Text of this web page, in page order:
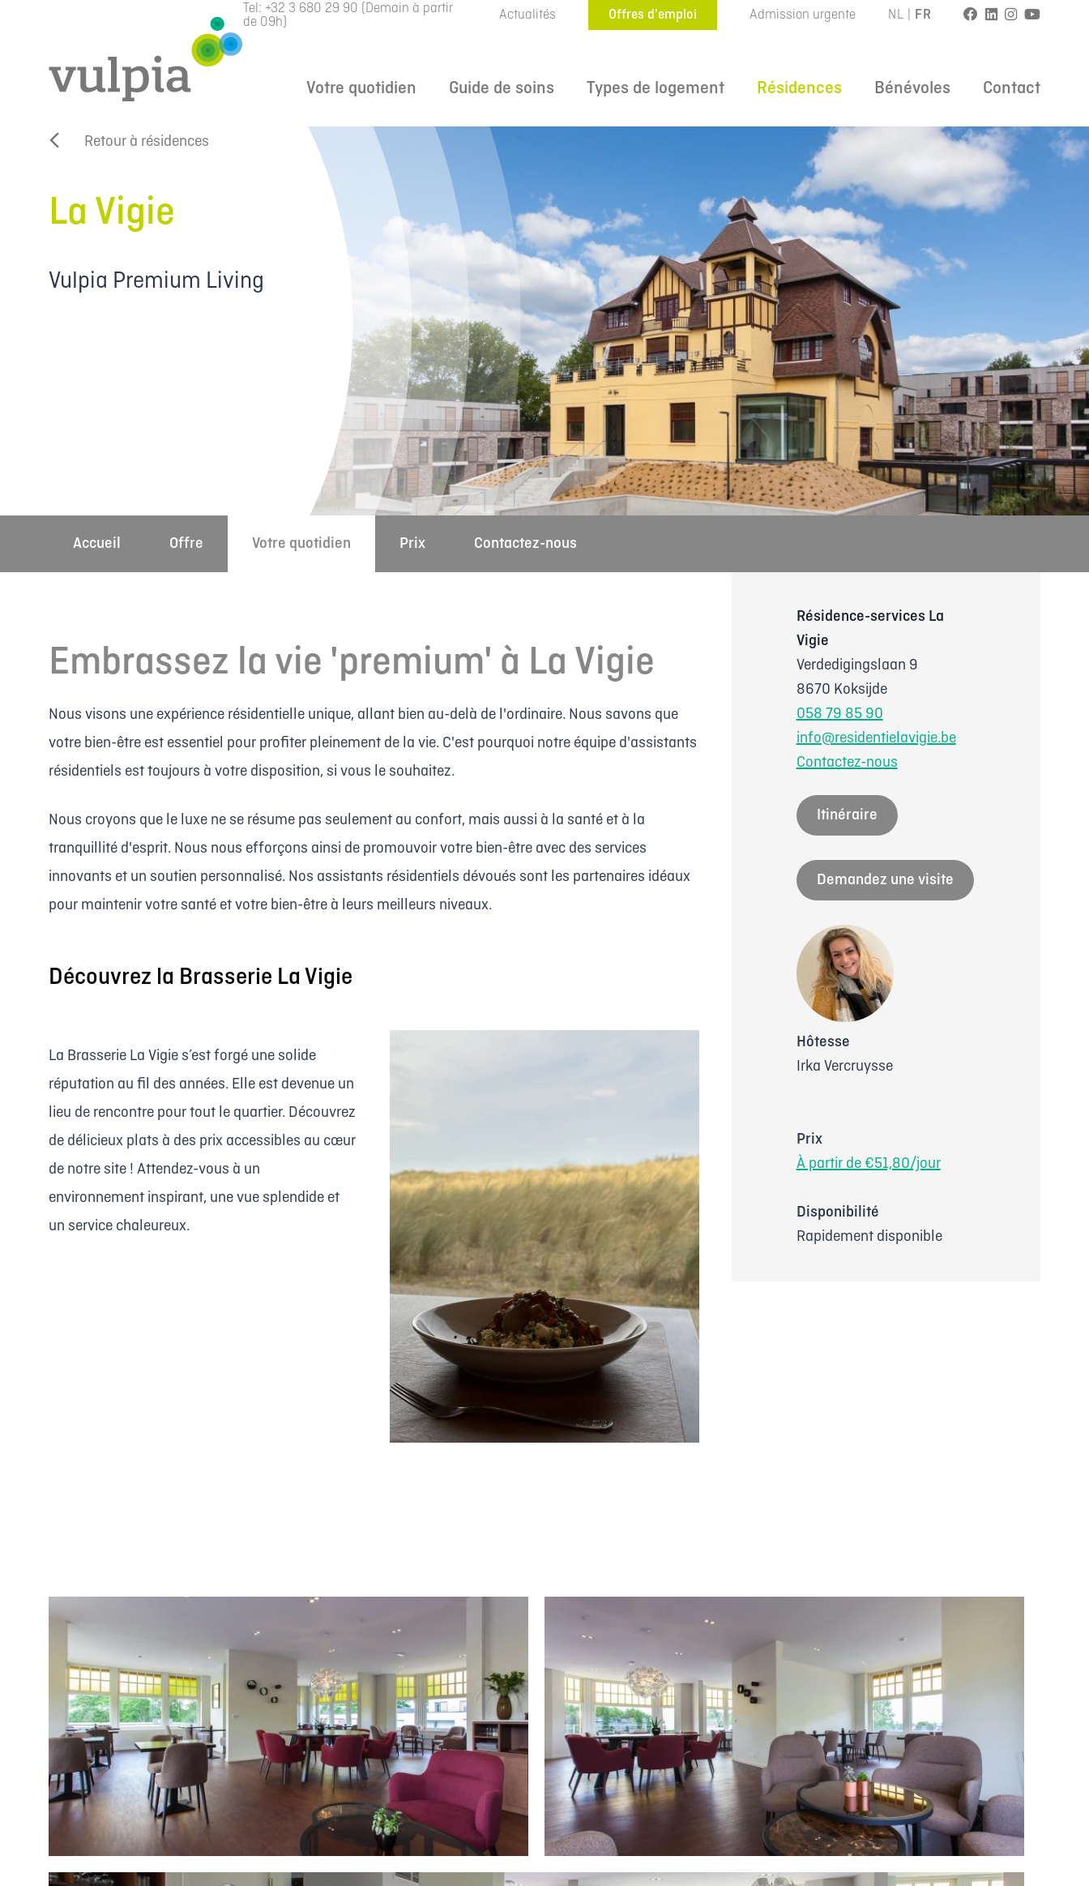
Tel: +32 3 680 29 90 (Demain à partir
de 09h)
Actualités Offres d'emploi Admission urgente NL FR
Votre quotidien Guide de soins Types de logement Résidences Bénévoles Contact
Retour à résidences
La Vigie
Vulpia Premium Living
Accueil Offre Votre quotidien Prix Contactez-nous
Embrassez la vie 'premium' à La Vigie
Nous visons une expérience résidentielle unique, allant bien au-delà de l'ordinaire. Nous savons que
votre bien-être est essentiel pour profiter pleinement de la vie. C'est pourquoi notre équipe d'assistants
résidentiels est toujours à votre disposition, si vous le souhaitez.
Nous croyons que le luxe ne se résume pas seulement au confort, mais aussi à la santé et à la
tranquillité d'esprit. Nous nous efforçons ainsi de promouvoir votre bien-être avec des services
innovants et un soutien personnalisé. Nos assistants résidentiels dévoués sont les partenaires idéaux
pour maintenir votre santé et votre bien-être à leurs meilleurs niveaux.
Découvrez la Brasserie La Vigie
La Brasserie La Vigie s’est forgé une solide
réputation au fil des années. Elle est devenue un
lieu de rencontre pour tout le quartier. Découvrez
de délicieux plats à des prix accessibles au cœur
de notre site ! Attendez-vous à un
environnement inspirant, une vue splendide et
un service chaleureux.
Résidence-services La
Vigie
Verdedigingslaan 9
8670 Koksijde
058 79 85 90
info@residentielavigie.be
Contactez-nous
Itinéraire
Demandez une visite
Hôtesse
Irka Vercruysse
Prix
À partir de €51,80/jour
Disponibilité
Rapidement disponible